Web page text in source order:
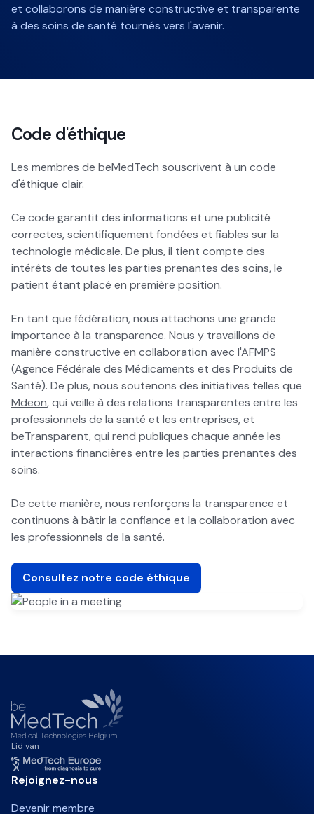
et collaborons de manière constructive et transparente
à des soins de santé tournés vers l'avenir.
Code d'éthique
Les membres de beMedTech souscrivent à un code
d'éthique clair.
Ce code garantit des informations et une publicité
correctes, scientifiquement fondées et fiables sur la
technologie médicale. De plus, il tient compte des
intérêts de toutes les parties prenantes des soins, le
patient étant placé en première position.
En tant que fédération, nous attachons une grande
importance à la transparence. Nous y travaillons de
manière constructive en collaboration avec l'AFMPS
(Agence Fédérale des Médicaments et des Produits de
Santé). De plus, nous soutenons des initiatives telles que
Mdeon, qui veille à des relations transparentes entre les
professionnels de la santé et les entreprises, et
beTransparent, qui rend publiques chaque année les
interactions financières entre les parties prenantes des
soins.
De cette manière, nous renforçons la transparence et
continuons à bâtir la confiance et la collaboration avec
les professionnels de la santé.
Consultez notre code éthique
Lid van
Rejoignez-nous
Devenir membre